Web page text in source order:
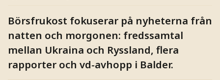
Börsfrukost fokuserar på nyheterna från
natten och morgonen: fredssamtal
mellan Ukraina och Ryssland, flera
rapporter och vd-avhopp i Balder.